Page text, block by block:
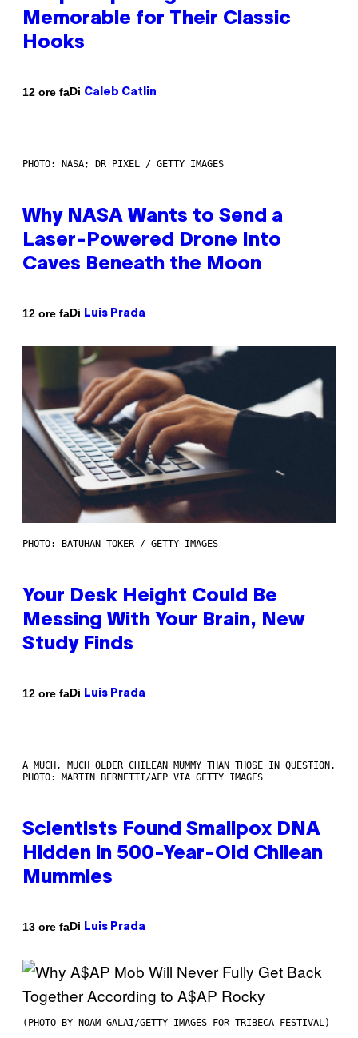
Memorable for Their Classic
Hooks
12 ore faDi Caleb Catlin
PHOTO: NASA; DR PIXEL / GETTY IMAGES
Why NASA Wants to Send a
Laser-Powered Drone Into
Caves Beneath the Moon
12 ore faDi Luis Prada
PHOTO: BATUHAN TOKER / GETTY IMAGES
Your Desk Height Could Be
Messing With Your Brain, New
Study Finds
12 ore faDi Luis Prada
A MUCH, MUCH OLDER CHILEAN MUMMY THAN THOSE IN QUESTION.
PHOTO: MARTIN BERNETTI/AFP VIA GETTY IMAGES
Scientists Found Smallpox DNA
Hidden in 500-Year-Old Chilean
Mummies
13 ore faDi Luis Prada
(PHOTO BY NOAM GALAI/GETTY IMAGES FOR TRIBECA FESTIVAL)